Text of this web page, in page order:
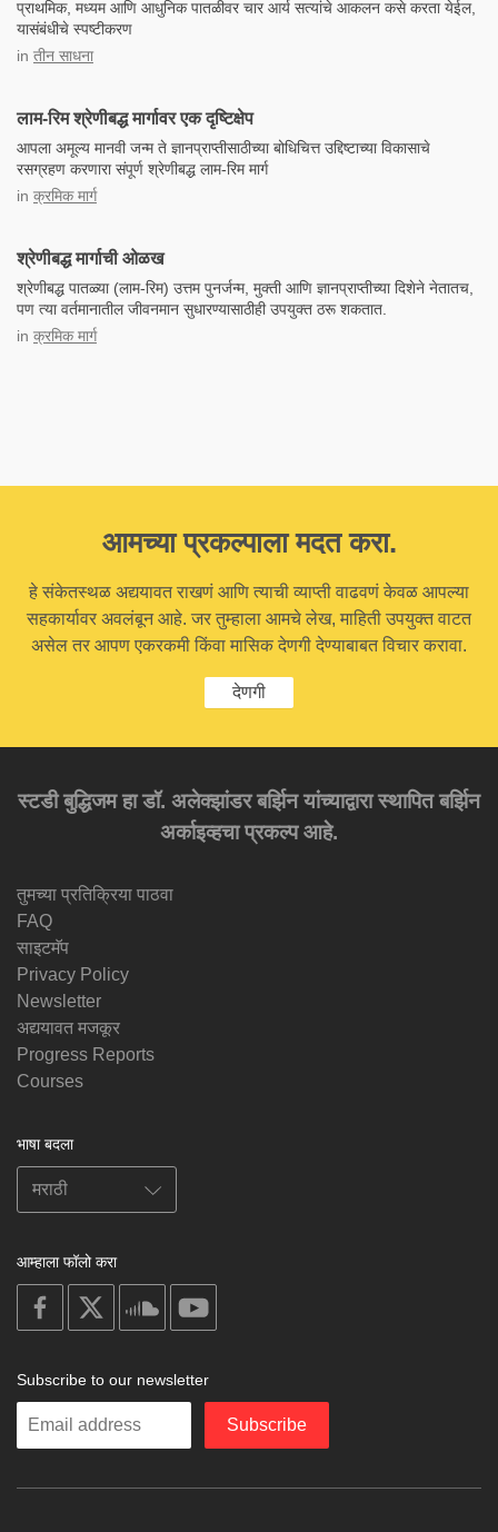
प्राथमिक, मध्यम आणि आधुनिक पातळीवर चार आर्य सत्यांचे आकलन कसे करता येईल,
यासंबंधीचे स्पष्टीकरण
in तीन साधना
लाम-रिम श्रेणीबद्ध मार्गावर एक दृष्टिक्षेप
आपला अमूल्य मानवी जन्म ते ज्ञानप्राप्तीसाठीच्या बोधिचित्त उद्दिष्टाच्या विकासाचे
रसग्रहण करणारा संपूर्ण श्रेणीबद्ध लाम-रिम मार्ग
in क्रमिक मार्ग
श्रेणीबद्ध मार्गाची ओळख
श्रेणीबद्ध पातळ्या (लाम-रिम) उत्तम पुनर्जन्म, मुक्ती आणि ज्ञानप्राप्तीच्या दिशेने नेतातच,
पण त्या वर्तमानातील जीवनमान सुधारण्यासाठीही उपयुक्त ठरू शकतात.
in क्रमिक मार्ग
आमच्या प्रकल्पाला मदत करा.
हे संकेतस्थळ अद्ययावत राखणं आणि त्याची व्याप्ती वाढवणं केवळ आपल्या
सहकार्यावर अवलंबून आहे. जर तुम्हाला आमचे लेख, माहिती उपयुक्त वाटत
असेल तर आपण एकरकमी किंवा मासिक देणगी देण्याबाबत विचार करावा.
देणगी
स्टडी बुद्धिजम हा डॉ. अलेक्झांडर बर्झिन यांच्याद्वारा स्थापित बर्झिन
अर्काइव्हचा प्रकल्प आहे.
तुमच्या प्रतिक्रिया पाठवा
FAQ
साइटमॅप
Privacy Policy
Newsletter
अद्ययावत मजकूर
Progress Reports
Courses
भाषा बदला
आम्हाला फॉलो करा
on
facebook
soundcloud
Subscribe to our newsletter
Enter
Subscribe